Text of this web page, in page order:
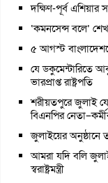
দক্ষিণ-পূর্ব এশিয়ার
‘কমনসেন্স বলে’
৫ আগস্ট
যে ডকুমেন্টারিতে
ভারপ্রাপ্ত রাষ্ট্রপতি
শরীয়তপুরে জুলাই
বিএনপির
জুলাইয়ের অনুষ্ঠানে
আমরা যদি বলি
স্বরাষ্ট্রমন্ত্রী